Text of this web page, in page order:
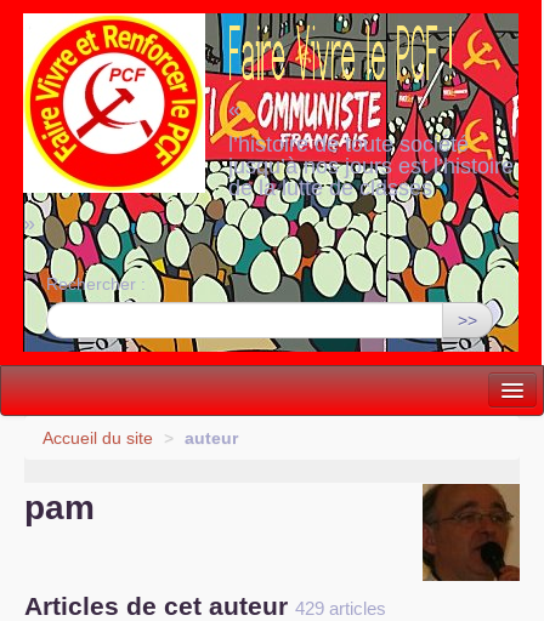
«
l’histoire de toute société
jusqu’à nos jours est l’histoire
de la lutte de classes
»
Rechercher :
>>
Vie politique
Internationale
Accueil du site > auteur
pam
Articles de cet auteur 429 articles